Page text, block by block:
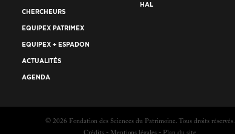
CHERCHEURS
EQUIPEX PATRIMEX
EQUIPEX + ESPADON
ACTUALITÉS
AGENDA
HAL
© 2026 Fondation des Sciences du Patrimoine. Tous droits réservés.